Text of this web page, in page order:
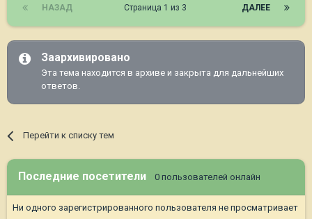
НАЗАД ДАЛЕЕ
Страница 1 из 3
Заархивировано
Эта тема находится в архиве и закрыта для дальнейших
ответов.
Перейти к списку тем
Последние посетители 0 пользователей онлайн
Ни одного зарегистрированного пользователя не просматривает